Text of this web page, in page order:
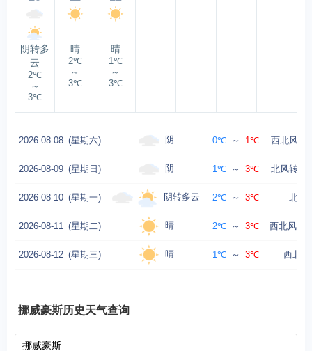
阴转多
云
2℃
～
3℃
晴
2℃
～
3℃
晴
1℃
～
3℃
2026-08-08 (星期六) 阴 0℃ ～ 1℃ 西北风转
2026-08-09 (星期日) 阴 1℃ ～ 3℃ 北风转东
2026-08-10 (星期一) 阴转多云 2℃ ～ 3℃ 北风
2026-08-11 (星期二) 晴 2℃ ～ 3℃ 西北风转
2026-08-12 (星期三) 晴 1℃ ～ 3℃ 西北
挪威豪斯历史天气查询